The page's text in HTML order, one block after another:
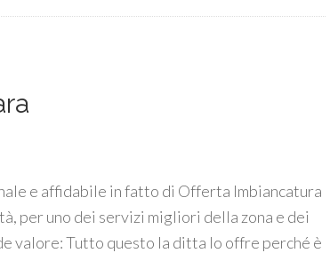
e affidabile in fatto di Offerta Imbiancatura
per uno dei servizi migliori della zona e dei
valore: Tutto questo la ditta lo offre perché è